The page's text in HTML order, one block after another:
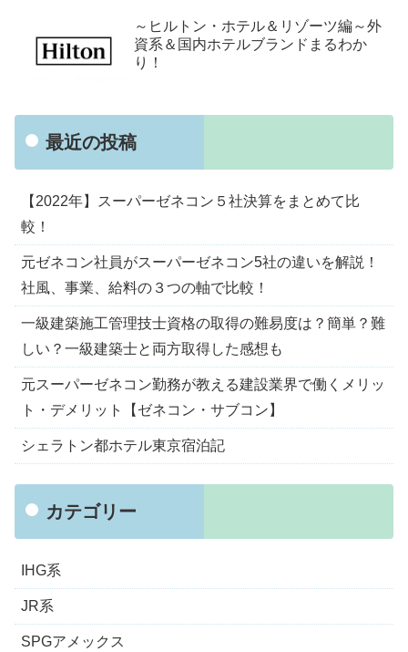
～ヒルトン・ホテル＆リゾーツ編～外
資系＆国内ホテルブランドまるわか
り！
最近の投稿
【2022年】スーパーゼネコン５社決算をまとめて比
較！
元ゼネコン社員がスーパーゼネコン5社の違いを解説！
社風、事業、給料の３つの軸で比較！
一級建築施工管理技士資格の取得の難易度は？簡単？難
しい？一級建築士と両方取得した感想も
元スーパーゼネコン勤務が教える建設業界で働くメリッ
ト・デメリット【ゼネコン・サブコン】
シェラトン都ホテル東京宿泊記
カテゴリー
IHG系
JR系
SPGアメックス